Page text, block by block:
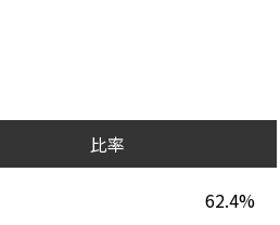
比率
62.4%